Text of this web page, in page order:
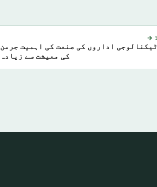
→
ٹیکنالوجی اداروں کی صنعت کی اہمیت جرمن
کی معیشت سے زیادہ